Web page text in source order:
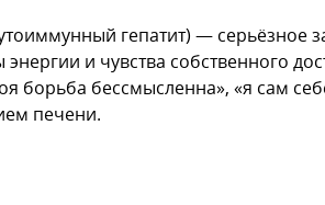
гепатит) — серьёзное
и чувства собственного
борьба бессмысленна», «я сам
печени.